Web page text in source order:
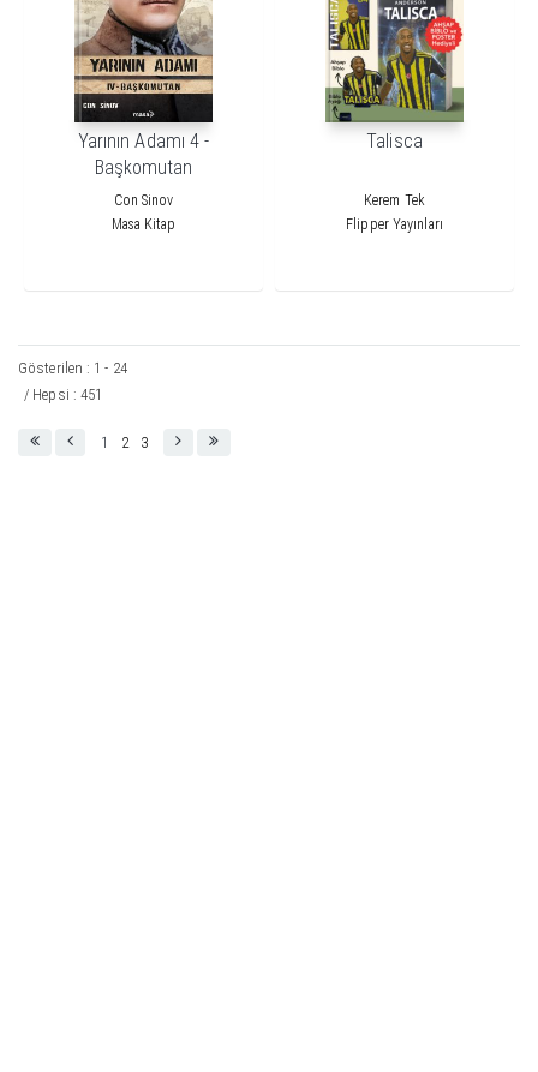
Yarının Adamı 4 -
Başkomutan
Con Sinov
Masa Kitap
Talisca
Kerem Tek
Flipper Yayınları
Gösterilen : 1 - 24
/ Hepsi : 451
1 2 3